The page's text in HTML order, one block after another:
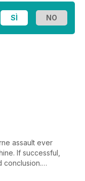
assault ever
If successful,
conclusion.
paratroopers